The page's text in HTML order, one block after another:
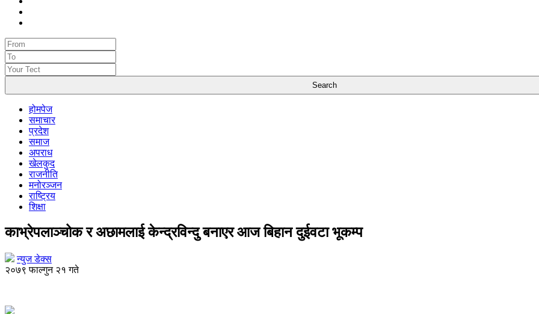
होमपेज
समाचार
प्रदेश
समाज
अपराध
खेलकुद
राजनीति
मनोरञ्जन
राष्ट्रिय
शिक्षा
काभ्रेपलाञ्चोक र अछामलाई केन्द्रविन्दु बनाएर आज बिहान दुईवटा भूकम्प
न्युज डेक्स
२०७९ फाल्गुन २१ गते